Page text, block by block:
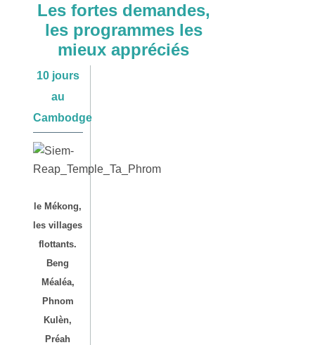
Les fortes demandes,
les programmes les
mieux appréciés
10 jours
au
Cambodge
le Mékong,
les villages
flottants.
Beng
Méaléa,
Phnom
Kulèn,
Préah